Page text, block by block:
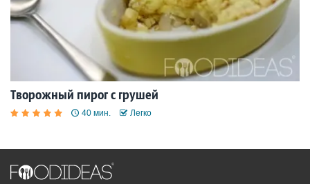
Творожный пирог с грушей
40 мин. Легко